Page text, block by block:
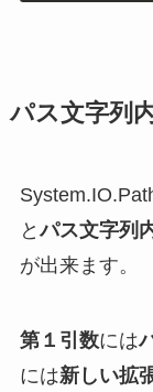
パス文字列
とパス文字列
が出来ます。
第１引数には
には新しい拡